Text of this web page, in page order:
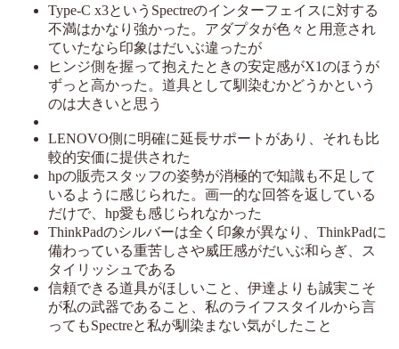
Type-C x3というSpectreのインターフェイスに対する
不満はかなり強かった。アダプタが色々と用意され
ていたなら印象はだいぶ違ったが
ヒンジ側を握って抱えたときの安定感がX1のほうが
ずっと高かった。道具として馴染むかどうかという
のは大きいと思う
LENOVO側に明確に延長サポートがあり、それも比
較的安価に提供された
hpの販売スタッフの姿勢が消極的で知識も不足して
いるように感じられた。画一的な回答を返している
だけで、hp愛も感じられなかった
ThinkPadのシルバーは全く印象が異なり、ThinkPadに
備わっている重苦しさや威圧感がだいぶ和らぎ、ス
タイリッシュである
信頼できる道具がほしいこと、伊達よりも誠実こそ
が私の武器であること、私のライフスタイルから言
ってもSpectreと私が馴染まない気がしたこと